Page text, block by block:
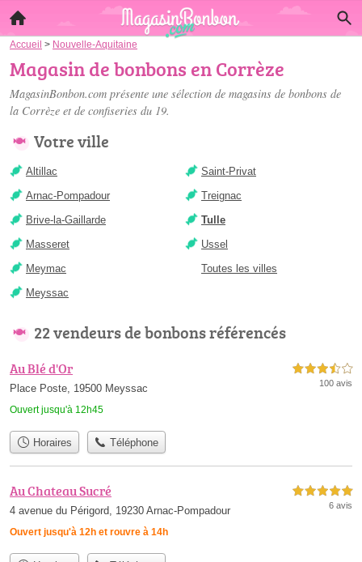
Accueil > Nouvelle-Aquitaine
Magasin de bonbons en Corrèze
MagasinBonbon.com présente une sélection de magasins de bonbons de
la Corrèze et de confiseries du 19.
Votre ville
Altillac
Arnac-Pompadour
Brive-la-Gaillarde
Masseret
Meymac
Meyssac
Saint-Privat
Treignac
Tulle
Ussel
Toutes les villes
22 vendeurs de bonbons référencés
Au Blé d'Or
Place Poste, 19500 Meyssac
Ouvert jusqu'à 12h45
3,5 étoiles sur 5
100 avis
Horaires Téléphone
Au Chateau Sucré
4 avenue du Périgord, 19230 Arnac-Pompadour
Ouvert jusqu'à 12h et rouvre à 14h
5,0 étoiles sur 5
6 avis